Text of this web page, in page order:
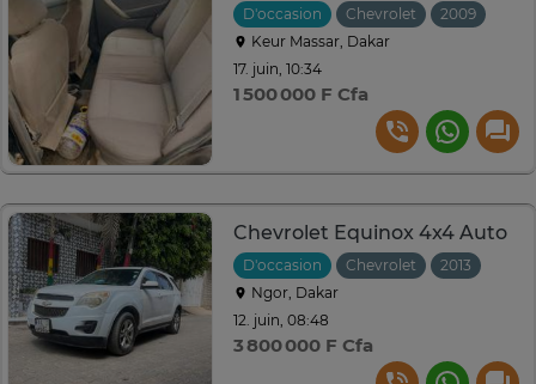
D'occasion Chevrolet 2009
Keur Massar, Dakar
17. juin, 10:34
1 500 000 F Cfa
Chevrolet Equinox 4x4 Auto
D'occasion Chevrolet
2013
Ngor, Dakar
12. juin, 08:48
3 800 000 F Cfa